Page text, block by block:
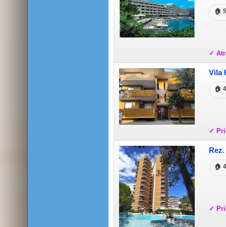
🏠
✓
Vila
🏠
✓
🏠
✓